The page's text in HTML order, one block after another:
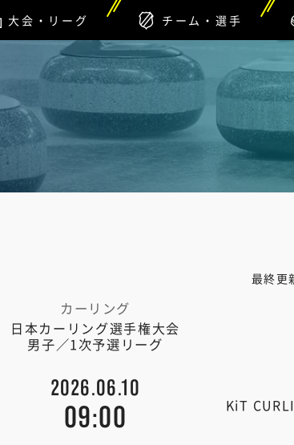
大会・リーグ チーム・選手
最終更
カーリング
日本カーリング選手権大会
男子／1次予選リーグ
2026.06.10
09:00 KiT